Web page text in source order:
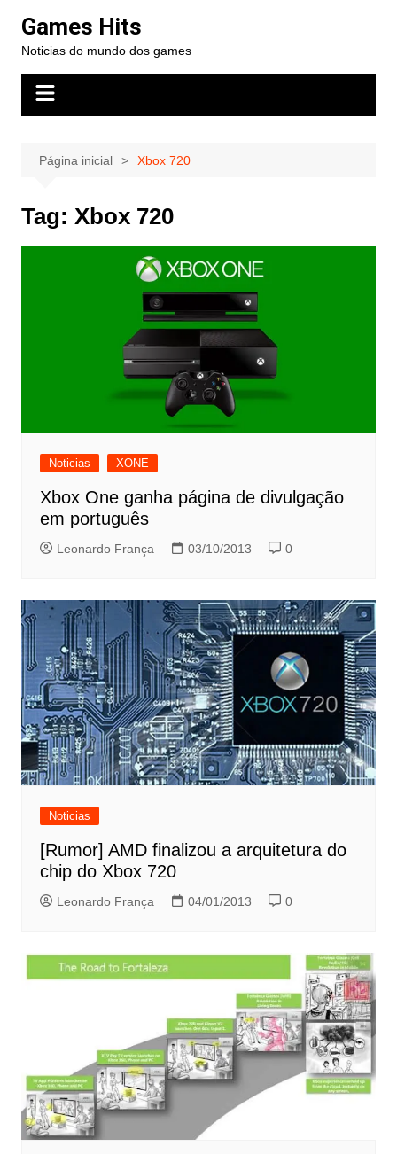
para
conteúdo
Games Hits
Noticias do mundo dos games
Página inicial Xbox 720
Tag: Xbox 720
Noticias XONE
Xbox One ganha página de divulgação
em português
Leonardo França 03/10/2013 0
Noticias
[Rumor] AMD finalizou a arquitetura do
chip do Xbox 720
Leonardo França 04/01/2013 0